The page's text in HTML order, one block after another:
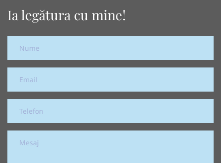
Ia legătura cu mine!